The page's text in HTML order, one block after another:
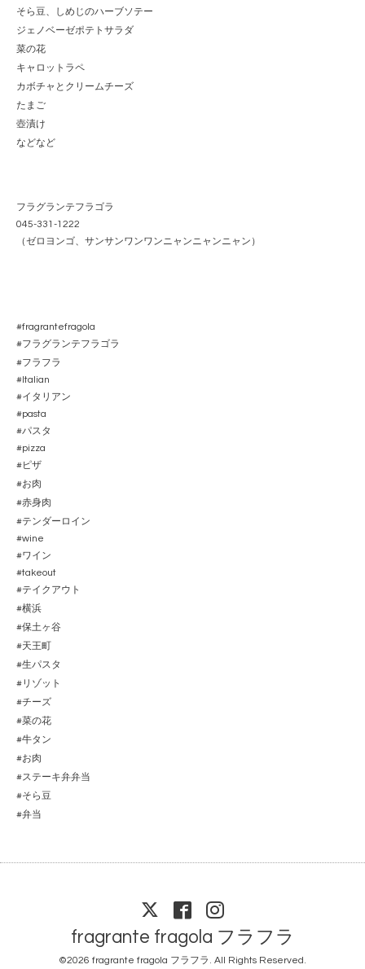
そら豆、しめじのハーブソテー
ジェノベーゼポテトサラダ
菜の花
キャロットラペ
カボチャとクリームチーズ
たまご
壺漬け
などなど
フラグランテフラゴラ
045-331-1222
（ゼロヨンゴ、サンサンワンワンニャンニャンニャン）
#fragrantefragola
#フラグランテフラゴラ
#フラフラ
#Italian
#イタリアン
#pasta
#パスタ
#pizza
# ピザ
#お肉
#赤身肉
#テンダーロイン
#wine
#ワイン
#takeout
#テイクアウト
#横浜
#保土ヶ谷
#天王町
#生パスタ
#リゾット
#チーズ
#菜の花
#牛タン
#お肉
#ステーキ弁弁当
#そら豆
#弁当
fragrante fragola フラフラ
©2026 fragrante fragola フラフラ . All Rights Reserved.